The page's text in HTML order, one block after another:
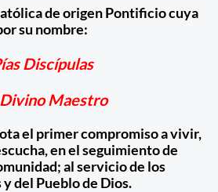
de origen Pontificio cuya
su nombre:
Discípulas
Maestro
el primer compromiso a vivir,
en el seguimiento de
al servicio de los
del Pueblo de Dios.